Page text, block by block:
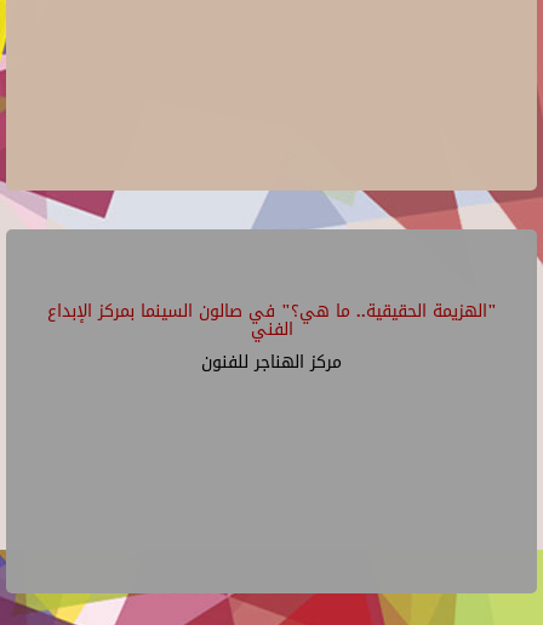
"الهزيمة الحقيقية.. ما هي؟" في صالون السينما بمركز الإبداع
الفني
مركز الهناجر للفنون